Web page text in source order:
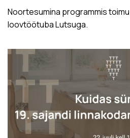
Noortesumina programmis
loovtöötuba Lutsuga.